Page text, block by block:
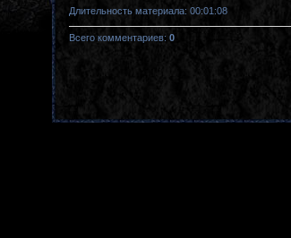
Длительность материала: 00:01:08
Всего комментариев: 0